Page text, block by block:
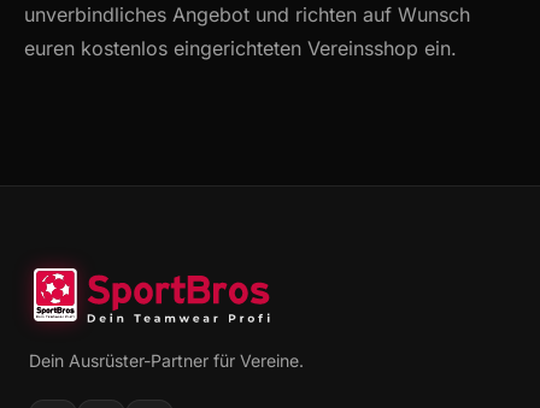
unverbindliches Angebot und richten auf Wunsch
euren kostenlos eingerichteten Vereinsshop ein.
Dein Ausrüster-Partner für Vereine.